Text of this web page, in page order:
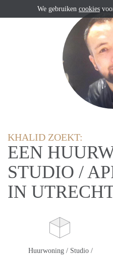
KHALID ZOEKT:
EEN
STUDIO /
IN
Huurwoning / Studio /
We gebruiken cookies